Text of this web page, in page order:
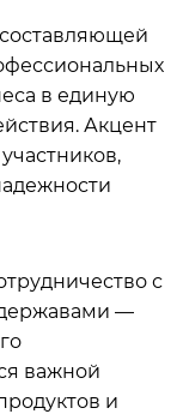
в единую
Акцент
с
—
важной
и